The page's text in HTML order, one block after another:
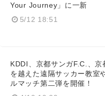
Your Journey」に一新
5/12 18:51
KDDI、京都サンガF.C.、京
を越えた遠隔サッカー教室
ルマッチ第二弾を開催！